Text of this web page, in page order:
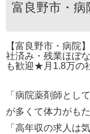
富良野市・病
【富良野市・病院
社済み・残業ほぼ
も歓迎★月1.8万の
「病院薬剤師とし
が多くて体力がも
「高年収の求人は